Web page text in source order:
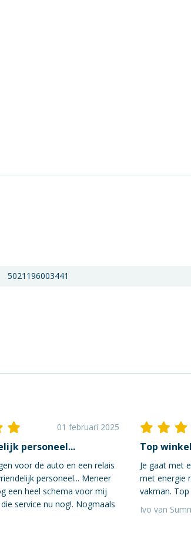
5021196003441
01 februari 2025
personeel...
voor de auto en een relais
personeel... Meneer
een heel schema voor mij
service nu nog!. Nogmaals
Top
Je gaat met
met energie
vakman. Top
Ivo van